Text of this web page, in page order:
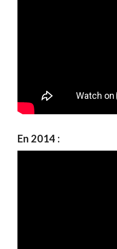
En 2014 :